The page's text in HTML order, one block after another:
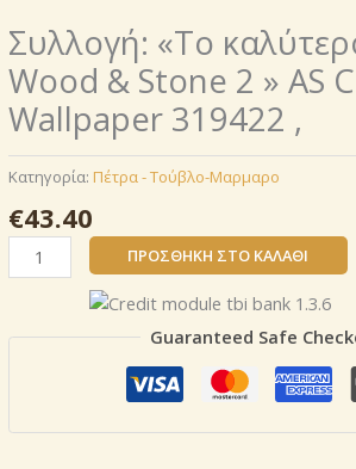
Συλλογή: «Το
Wood & Stone 2 » AS
Wallpaper 319422 ,
Κατηγορία: Πέτρα - Τούβλο-Μαρμαρο
€43.40
Συλλογή:
«Το
2
ΠΡΟΣΘΉΚΗ ΣΤΟ ΚΑΛΆΘΙ
Guaranteed Safe